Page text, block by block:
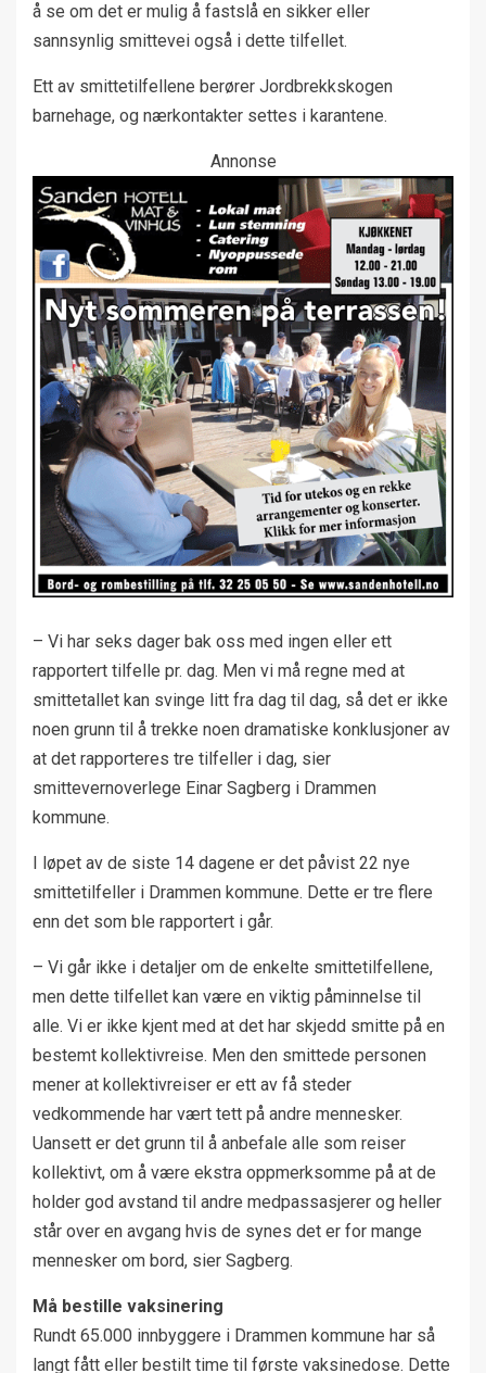
å se om det er mulig å fastslå en sikker eller
sannsynlig smittevei også i dette tilfellet.
Ett av smittetilfellene berører Jordbrekkskogen
barnehage, og nærkontakter settes i karantene.
Annonse
– Vi har seks dager bak oss med ingen eller ett
rapportert tilfelle pr. dag. Men vi må regne med at
smittetallet kan svinge litt fra dag til dag, så det er ikke
noen grunn til å trekke noen dramatiske konklusjoner av
at det rapporteres tre tilfeller i dag, sier
smittevernoverlege Einar Sagberg i Drammen
kommune.
I løpet av de siste 14 dagene er det påvist 22 nye
smittetilfeller i Drammen kommune. Dette er tre flere
enn det som ble rapportert i går.
– Vi går ikke i detaljer om de enkelte smittetilfellene,
men dette tilfellet kan være en viktig påminnelse til
alle. Vi er ikke kjent med at det har skjedd smitte på en
bestemt kollektivreise. Men den smittede personen
mener at kollektivreiser er ett av få steder
vedkommende har vært tett på andre mennesker.
Uansett er det grunn til å anbefale alle som reiser
kollektivt, om å være ekstra oppmerksomme på at de
holder god avstand til andre medpassasjerer og heller
står over en avgang hvis de synes det er for mange
mennesker om bord, sier Sagberg.
Må bestille vaksinering
Rundt 65.000 innbyggere i Drammen kommune har så
langt fått eller bestilt time til første vaksinedose. Dette